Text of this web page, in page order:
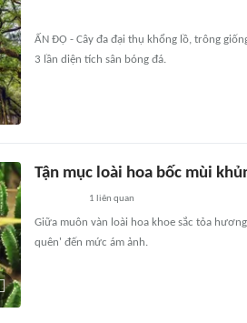
ẤN ĐỘ - Cây đa đại thụ khổng lồ, trông
3 lần diện tích sân bóng đá.
Tận mục loài hoa bốc mùi
1 liên quan
Giữa muôn vàn loài hoa khoe sắc tỏa
quên' đến mức ám ảnh.